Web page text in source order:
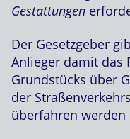
Gestattungen
Der Gesetzgeber
Anlieger damit das
Grundstücks über
der
überfahren werden